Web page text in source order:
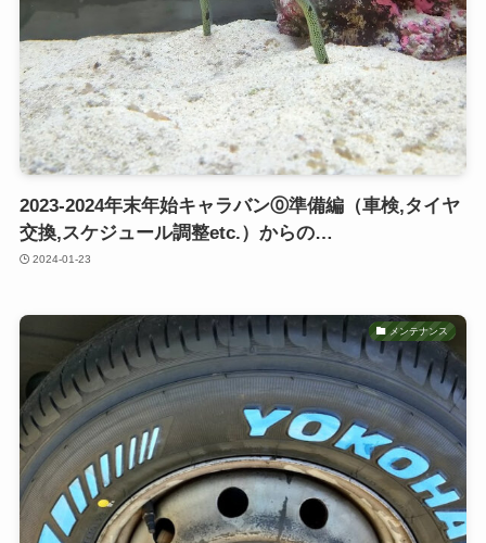
2023-2024年末年始キャラバン⓪準備編（車検,タイヤ
交換,スケジュール調整etc.）からの…
2024-01-23
メンテナンス